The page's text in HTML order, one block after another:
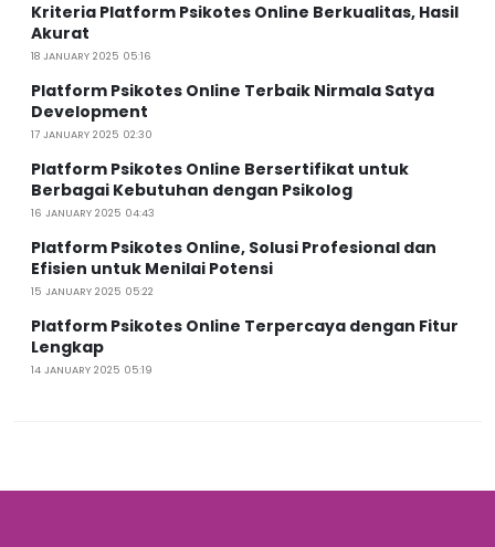
Kriteria Platform Psikotes Online Berkualitas, Hasil
Akurat
18 JANUARY 2025 05:16
Platform Psikotes Online Terbaik Nirmala Satya
Development
17 JANUARY 2025 02:30
Platform Psikotes Online Bersertifikat untuk
Berbagai Kebutuhan dengan Psikolog
16 JANUARY 2025 04:43
Platform Psikotes Online, Solusi Profesional dan
Efisien untuk Menilai Potensi
15 JANUARY 2025 05:22
Platform Psikotes Online Terpercaya dengan Fitur
Lengkap
14 JANUARY 2025 05:19